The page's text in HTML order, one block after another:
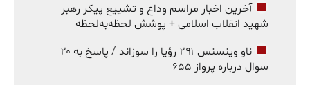
آخرین اخبار مراسم وداع و تشییع پیکر رهبر
شهید انقلاب اسلامی + پوشش لحظه‌به‌لحظه
ناو وینسنس ۲۹۱ رؤیا را سوزاند / پاسخ به ۲۰
سوال درباره پرواز ۶۵۵